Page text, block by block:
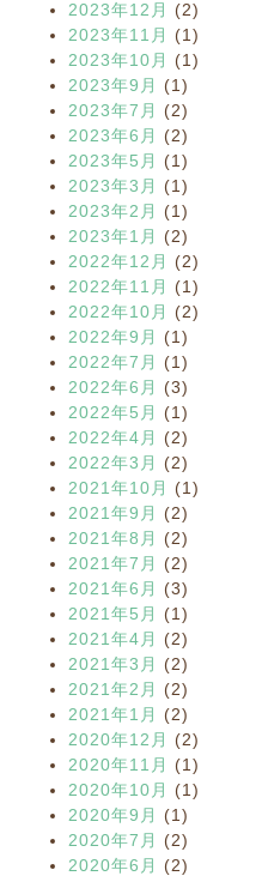
2023年12月
(2)
2023年11月
(1)
2023年10月
(1)
2023年9月
(1)
2023年7月
(2)
2023年6月
(2)
2023年5月
(1)
2023年3月
(1)
2023年2月
(1)
2023年1月
(2)
2022年12月
(2)
2022年11月
(1)
2022年10月
(2)
2022年9月
(1)
2022年7月
(1)
2022年6月
(3)
2022年5月
(1)
2022年4月
(2)
2022年3月
(2)
2021年10月
(1)
2021年9月
(2)
2021年8月
(2)
2021年7月
(2)
2021年6月
(3)
2021年5月
(1)
2021年4月
(2)
2021年3月
(2)
2021年2月
(2)
2021年1月
(2)
2020年12月
(2)
2020年11月
(1)
2020年10月
(1)
2020年9月
(1)
2020年7月
(2)
2020年6月
(2)